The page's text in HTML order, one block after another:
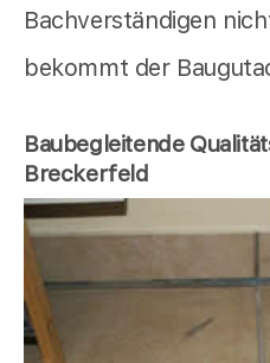
Bachverständigen
bekommt der
Baubegleitende
Breckerfeld